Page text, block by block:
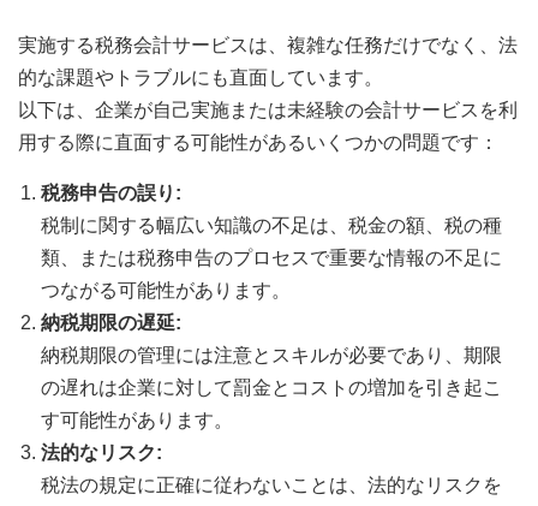
実施する税務会計サービスは、複雑な任務だけでなく、法
的な課題やトラブルにも直面しています。
以下は、企業が自己実施または未経験の会計サービスを利
用する際に直面する可能性があるいくつかの問題です：
税務申告の誤り:
税制に関する幅広い知識の不足は、税金の額、税の種
類、または税務申告のプロセスで重要な情報の不足に
つながる可能性があります。
納税期限の遅延:
納税期限の管理には注意とスキルが必要であり、期限
の遅れは企業に対して罰金とコストの増加を引き起こ
す可能性があります。
法的なリスク:
税法の規定に正確に従わないことは、法的なリスクを